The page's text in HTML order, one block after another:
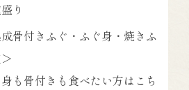
り
骨付きふぐ・ふぐ身・焼きふ
も骨付きも食べたい方はこち